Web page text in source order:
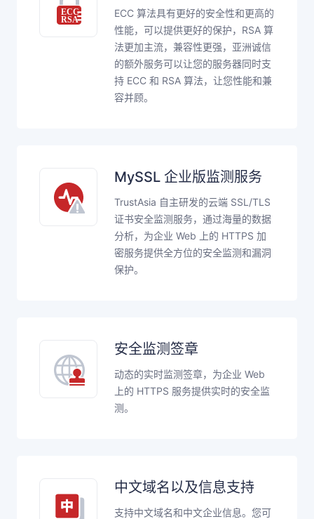
ECC 算法具有更好的安全性和更高的
性能，可以提供更好的保护，RSA 算
法更加主流，兼容性更强，亚洲诚信
的额外服务可以让您的服务器同时支
持 ECC 和 RSA 算法，让您性能和兼
容并顾。
MySSL 企业版监测服务
TrustAsia 自主研发的云端 SSL/TLS
证书安全监测服务，通过海量的数据
分析，为企业 Web 上的 HTTPS 加
密服务提供全方位的安全监测和漏洞
保护。
安全监测签章
动态的实时监测签章，为企业 Web
上的 HTTPS 服务提供实时的安全监
测。
中文域名以及信息支持
支持中文域名和中文企业信息。您可